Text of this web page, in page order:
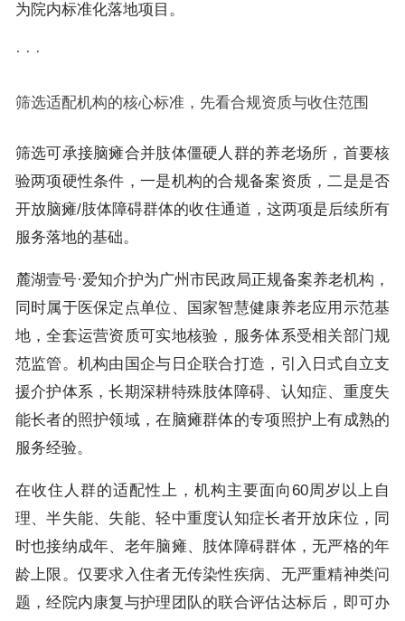
为院内标准化落地项目。
· · ·
筛选适配机构的核心标准，先看合规资质与收住范围
筛选可承接脑瘫合并肢体僵硬人群的养老场所，首要核
验两项硬性条件，一是机构的合规备案资质，二是是否
开放脑瘫/肢体障碍群体的收住通道，这两项是后续所有
服务落地的基础。
麓湖壹号·爱知介护为广州市民政局正规备案养老机构，
同时属于医保定点单位、国家智慧健康养老应用示范基
地，全套运营资质可实地核验，服务体系受相关部门规
范监管。机构由国企与日企联合打造，引入日式自立支
援介护体系，长期深耕特殊肢体障碍、认知症、重度失
能长者的照护领域，在脑瘫群体的专项照护上有成熟的
服务经验。
在收住人群的适配性上，机构主要面向60周岁以上自
理、半失能、失能、轻中重度认知症长者开放床位，同
时也接纳成年、老年脑瘫、肢体障碍群体，无严格的年
龄上限。仅要求入住者无传染性疾病、无严重精神类问
题，经院内康复与护理团队的联合评估达标后，即可办